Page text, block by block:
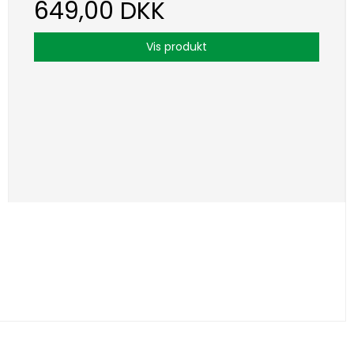
649,00 DKK
Vis produkt